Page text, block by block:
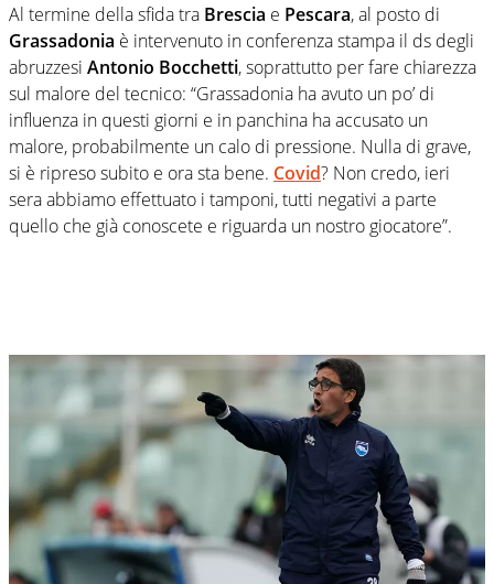
Al termine della sfida tra Brescia e Pescara, al posto di
Grassadonia è intervenuto in conferenza stampa il ds degli
abruzzesi Antonio Bocchetti, soprattutto per fare chiarezza
sul malore del tecnico: “Grassadonia ha avuto un po’ di
influenza in questi giorni e in panchina ha accusato un
malore, probabilmente un calo di pressione. Nulla di grave,
si è ripreso subito e ora sta bene. Covid? Non credo, ieri
sera abbiamo effettuato i tamponi, tutti negativi a parte
quello che già conoscete e riguarda un nostro giocatore”.